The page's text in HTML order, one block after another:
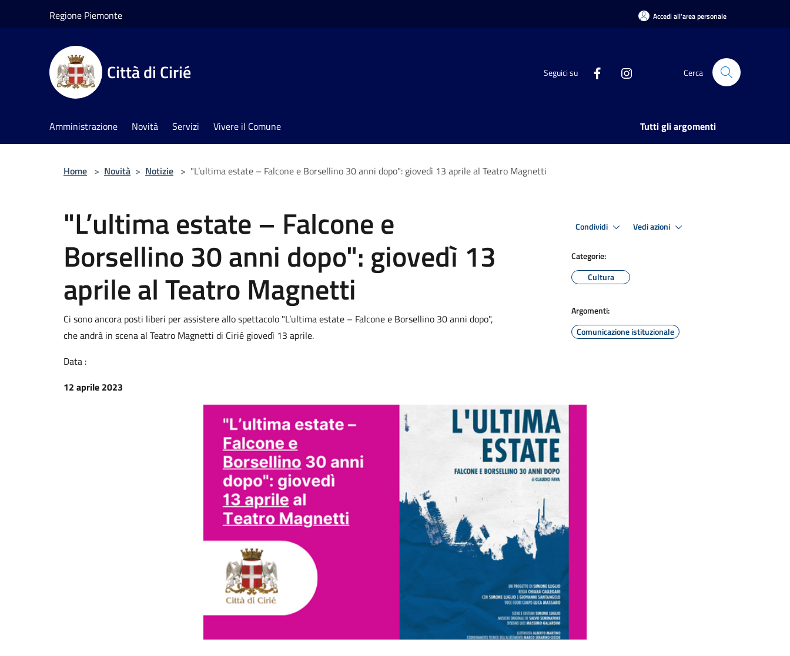
Regione Piemonte Accedi all'area personale
Città di Cirié Seguici su Cerca
Amministrazione Novità Servizi Vivere il Comune Tutti gli argomenti
Home > Novità > Notizie > "L’ultima estate – Falcone e Borsellino 30 anni dopo": giovedì 13 aprile al Teatro Magnetti
"L’ultima estate – Falcone e
Borsellino 30 anni dopo": giovedì 13
aprile al Teatro Magnetti
Ci sono ancora posti liberi per assistere allo spettacolo "L’ultima estate – Falcone e Borsellino 30 anni dopo",
che andrà in scena al Teatro Magnetti di Cirié giovedì 13 aprile.
Data :
12 aprile 2023
Condividi Vedi azioni
Categorie:
Cultura
Argomenti:
Comunicazione istituzionale